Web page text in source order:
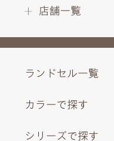
店舗一覧
ランドセル一覧
カラーで探す
シリーズで探す